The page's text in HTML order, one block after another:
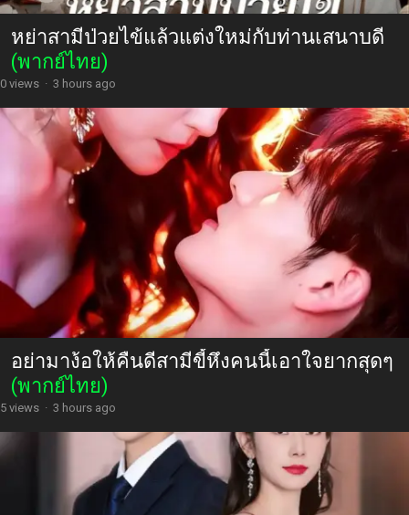
หย่าสามีป่วยไข้แล้วแต่งใหม่กับท่านเสนาบดี
(พากย์ไทย)
0 views · 3 hours ago
อย่ามาง้อให้คืนดีสามีขี้หึงคนนี้เอาใจยากสุดๆ
(พากย์ไทย)
5 views · 3 hours ago